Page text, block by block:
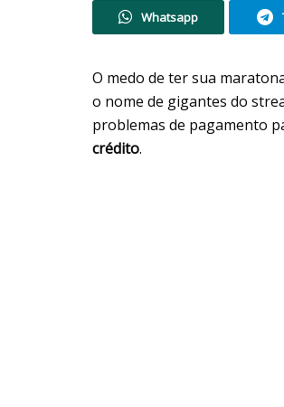
Whatsapp
O medo de ter sua
o nome de gigantes do
problemas de pagamento
crédito.